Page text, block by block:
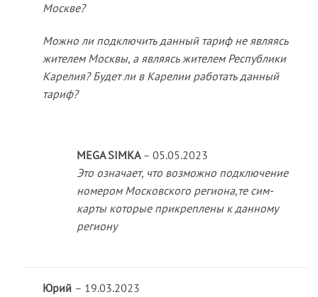
Москве?
Можно ли подключить данный тариф не являясь
жителем Москвы, а являясь жителем Республики
Карелия? Будет ли в Карелии работать данный
тариф?
MEGA SIMKA – 05.05.2023
Это означает, что возможно подключение
номером Московского региона,те сим-
карты которые прикреплены к данному
региону
Юрий – 19.03.2023